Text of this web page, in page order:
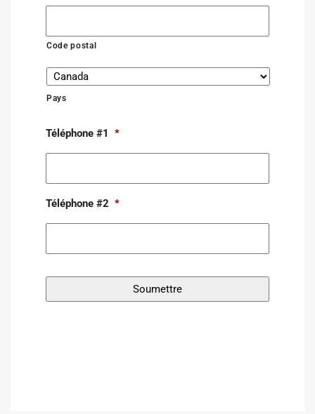
Code postal
Pays
Téléphone #1 *
Téléphone #2 *